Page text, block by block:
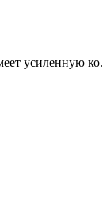
усиленную